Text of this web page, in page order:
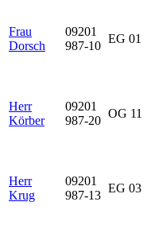
Frau
Dorsch
09201
987-10
EG 01
Herr
Körber
09201
987-20
OG 11
Herr
Krug
09201
987-13
EG 03